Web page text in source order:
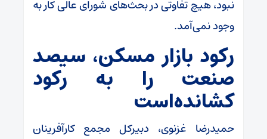
نبود، هیچ تفاوتی در بحث‌های شورای عالی کار به
وجود نمی‌آمد.
رکود بازار مسکن، سیصد
صنعت را به رکود
کشانده‌است
حمیدرضا غزنوی، دبیرکل مجمع کارآفرینان